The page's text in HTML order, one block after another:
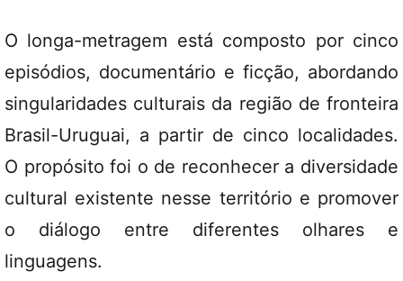
O longa-metragem está composto por cinco
episódios, documentário e ficção, abordando
singularidades culturais da região de fronteira
Brasil-Uruguai, a partir de cinco localidades.
O propósito foi o de reconhecer a diversidade
cultural existente nesse território e promover
o diálogo entre diferentes olhares e
linguagens.